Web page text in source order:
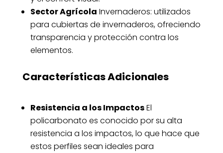
Sector Agrícola Invernaderos: utilizados
para cubiertas de invernaderos, ofreciendo
transparencia y protección contra los
elementos.
Características Adicionales
Resistencia a los ImpactosEl
policarbonato es conocido por su alta
resistencia a los impactos, lo que hace que
estos perfiles sean ideales para